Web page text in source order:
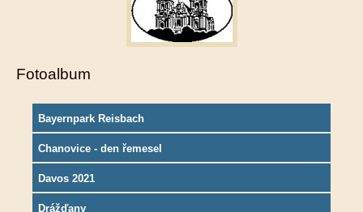
Fotoalbum
Bayernpark Reisbach
Chanovice - den řemesel
Davos 2021
Drážďany